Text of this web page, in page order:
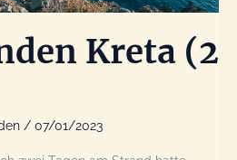
Kreta (2
/ 07/01/2023